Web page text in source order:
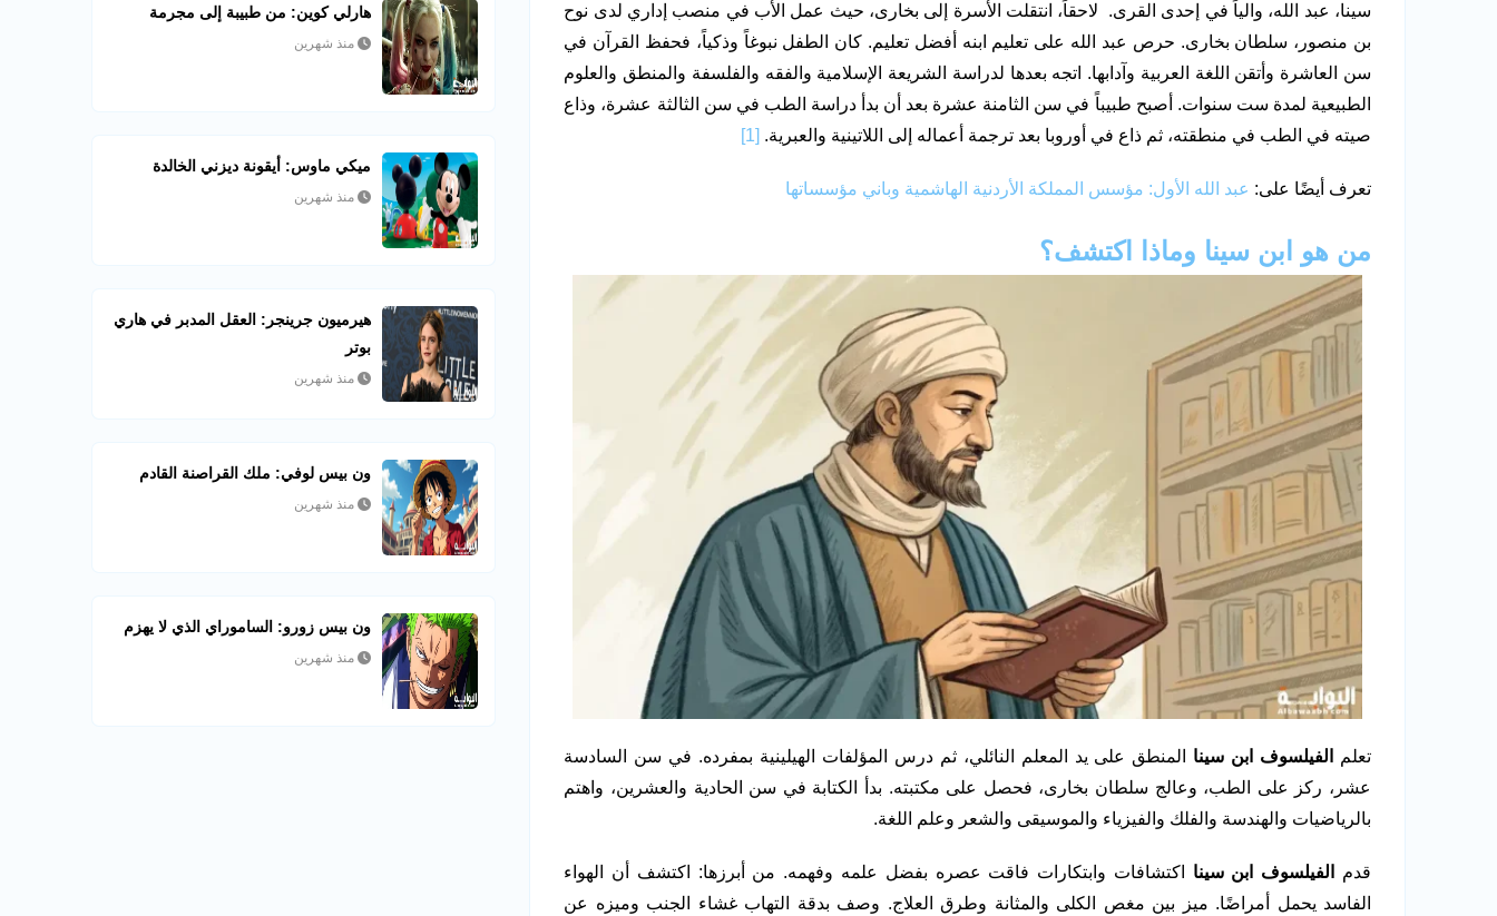
سينا، عبد الله، والياً في إحدى القرى. لاحقاً، انتقلت الأسرة إلى بخارى، حيث عمل الأب في منصب إداري لدى نوح
بن منصور، سلطان بخارى. حرص عبد الله على تعليم ابنه أفضل تعليم. كان الطفل نبوغاً وذكياً، فحفظ القرآن في
سن العاشرة وأتقن اللغة العربية وآدابها. اتجه بعدها لدراسة الشريعة الإسلامية والفقه والفلسفة والمنطق والعلوم
الطبيعية لمدة ست سنوات. أصبح طبيباً في سن الثامنة عشرة بعد أن بدأ دراسة الطب في سن الثالثة عشرة، وذاع
صيته في الطب في منطقته، ثم ذاع في أوروبا بعد ترجمة أعماله إلى اللاتينية والعبرية.
تعرف أيضًا على: عبد الله الأول: مؤسس المملكة الأردنية الهاشمية وباني مؤسساتها
من هو ابن سينا وماذا اكتشف؟
تعلم الفيلسوف ابن سينا المنطق على يد المعلم النائلي، ثم درس المؤلفات الهيلينية بمفرده. في سن السادسة
عشر، ركز على الطب، وعالج سلطان بخارى، فحصل على مكتبته. بدأ الكتابة في سن الحادية والعشرين، واهتم
بالرياضيات والهندسة والفلك والفيزياء والموسيقى والشعر وعلم اللغة.
قدم الفيلسوف ابن سينا اكتشافات وابتكارات فاقت عصره بفضل علمه وفهمه. من أبرزها: اكتشف أن الهواء
الفاسد يحمل أمراضًا. ميز بين مغص الكلى والمثانة وطرق العلاج. وصف بدقة التهاب غشاء الجنب وميزه عن
هارلي كوين: من طبيبة إلى مجرمة
منذ شهرين
ميكي ماوس: أيقونة ديزني الخالدة
منذ شهرين
هيرميون جرينجر: العقل المدبر في هاري
بوتر
منذ شهرين
ون بيس لوفي: ملك القراصنة القادم
منذ شهرين
ون بيس زورو: الساموراي الذي لا يهزم
منذ شهرين